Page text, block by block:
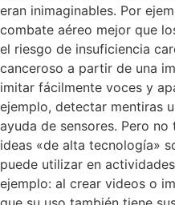
eran inimaginables. Por
combate aéreo mejor que
el riesgo de insuficiencia
canceroso a partir de una
imitar fácilmente voces y
ejemplo, detectar mentiras
ayuda de sensores. Pero
ideas «de alta tecnología»
puede utilizar en
ejemplo: al crear videos o